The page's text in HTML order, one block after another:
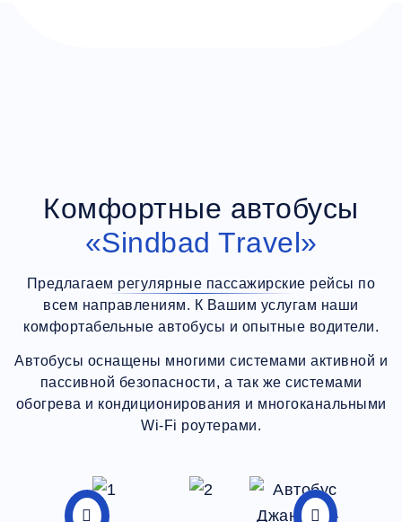
Комфортные автобусы
«Sindbad Travel»
Предлагаем регулярные пассажирские рейсы по
всем направлениям. К Вашим услугам наши
комфортабельные автобусы и опытные водители.
Автобусы оснащены многими системами активной и
пассивной безопасности, а так же системами
обогрева и кондиционирования и многоканальными
Wi-Fi роутерами.